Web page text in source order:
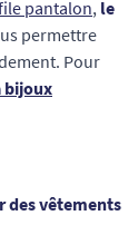
pantalon, le
permettre
Pour
bijoux
des vêtements